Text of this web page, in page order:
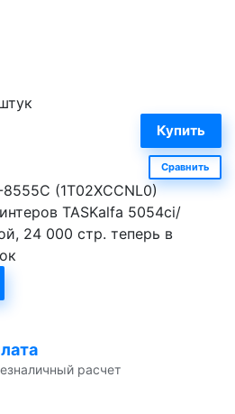
Сравнить
(1T02XCCNL0)
TASKalfa 5054ci/
24 000 стр. теперь в
расчет